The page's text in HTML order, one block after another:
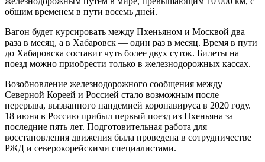
общим временем в пути восемь дней.
Вагон будет курсировать между Пхеньяном и Москвой два
раза в месяц, а в Хабаровск — один раз в месяц. Время в пути
до Хабаровска составит чуть более двух суток. Билеты на
поезд можно приобрести только в железнодорожных кассах.
Возобновление железнодорожного сообщения между
Северной Кореей и Россией стало возможным после
перерыва, вызванного пандемией коронавируса в 2020 году.
18 июня в Россию прибыл первый поезд из Пхеньяна за
последние пять лет. Подготовительная работа для
восстановления движения была проведена в сотрудничестве
РЖД и северокорейскими специалистами.